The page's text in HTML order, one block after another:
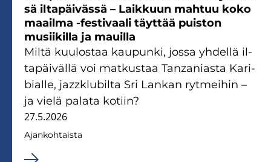
sä il­ta­päi­väs­sä – Laik­kuun mah­tuu koko
maa­il­ma -​festivaali täyt­tää puis­ton
musii­kil­la ja mauil­la
Miltä kuu­los­taa kau­pun­ki, jossa yh­del­lä il­
ta­päi­väl­lä voi mat­kus­taa Tanzaniasta Ka­ri­
bial­le, jazzklubilta Sri Lan­kan ryt­mei­hin –
ja vielä pa­la­ta ko­tiin?
27.5.2026
Ajan­koh­tais­ta